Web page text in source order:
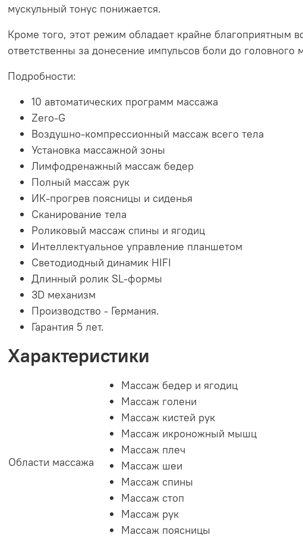
мускульный тонус понижается.
Кроме того, этот режим обладает крайне благоприятным
ответственны за донесение импульсов боли до головного
Подробности:
10 автоматических программ массажа
Zero-G
Воздушно-компрессионный массаж всего тела
Установка массажной зоны
Лимфодренажный массаж бедер
Полный массаж рук
ИК-прогрев поясницы и сиденья
Сканирование тела
Роликовый массаж спины и ягодиц
Интеллектуальное управление планшетом
Светодиодный динамик HIFI
Длинный ролик SL-формы
3D механизм
Производство - Германия.
Гарантия 5 лет.
Характеристики
Области массажа
Массаж бедер и ягодиц
Массаж голени
Массаж кистей рук
Массаж икроножный мышц
Массаж плеч
Массаж шеи
Массаж спины
Массаж стоп
Массаж рук
Массаж поясницы